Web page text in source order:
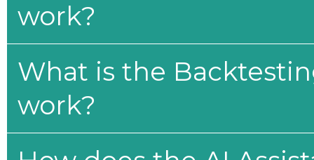
work?
What is the
work?